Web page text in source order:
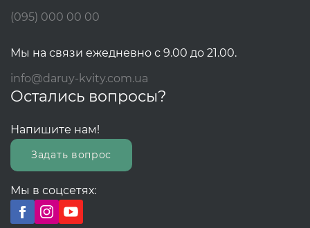
(095) 000 00 00
Мы на связи ежедневно с 9.00 до 21.00.
info@daruy-kvity.com.ua
Остались вопросы?
Напишите нам!
Задать вопрос
Мы в соцсетях: